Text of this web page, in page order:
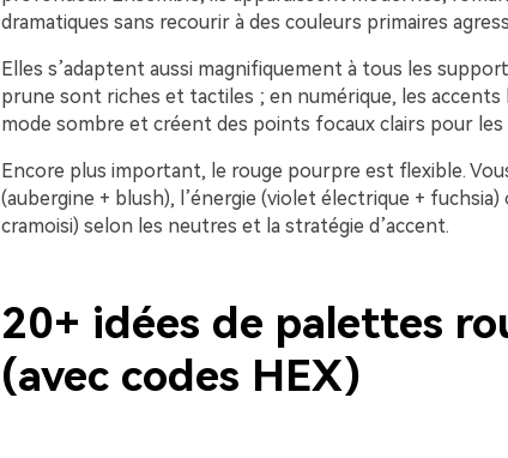
dramatiques sans recourir à des couleurs primaires
Elles s’adaptent aussi magnifiquement à tous les
prune sont riches et tactiles ; en numérique, les
mode sombre et créent des points focaux clairs pour les
Encore plus important, le rouge pourpre est flexible.
(aubergine + blush), l’énergie (violet électrique +
cramoisi) selon les neutres et la stratégie d’accent.
20+ idées de palettes
(avec codes HEX)